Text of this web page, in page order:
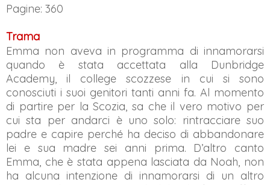
Pagine: 360
Trama
Emma non aveva in programma di innamorarsi
quando è stata accettata alla Dunbridge
Academy, il college scozzese in cui si sono
conosciuti i suoi genitori tanti anni fa. Al momento
di partire per la Scozia, sa che il vero motivo per
cui sta per andarci è uno solo: rintracciare suo
padre e capire perché ha deciso di abbandonare
lei e sua madre sei anni prima. D’altro canto
Emma, che è stata appena lasciata da Noah, non
ha alcuna intenzione di innamorarsi di un altro